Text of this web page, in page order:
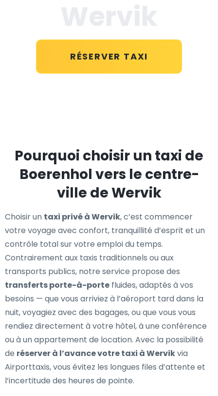
RÉSERVER TAXI
Pourquoi choisir un taxi de
Boerenhol vers le centre-
ville de Wervik
Choisir un taxi privé à Wervik, c’est commencer
votre voyage avec confort, tranquillité d’esprit et un
contrôle total sur votre emploi du temps.
Contrairement aux taxis traditionnels ou aux
transports publics, notre service propose des
transferts porte-à-porte fluides, adaptés à vos
besoins — que vous arriviez à l’aéroport tard dans la
nuit, voyagiez avec des bagages, ou que vous vous
rendiez directement à votre hôtel, à une conférence
ou à un appartement de location. Avec la possibilité
de réserver à l’avance votre taxi à Wervikvia
Airporttaxis, vous évitez les longues files d’attente et
l’incertitude des heures de pointe.